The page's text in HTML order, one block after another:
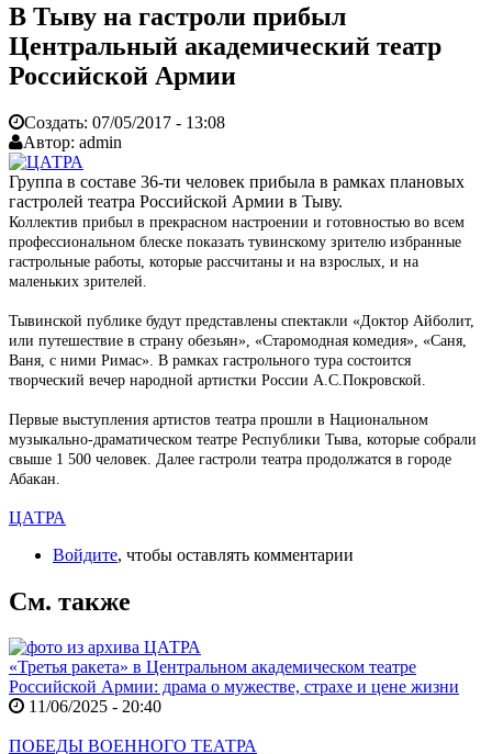
В Тыву на гастроли прибыл
Центральный академический театр
Российской Армии
Создать: 07/05/2017 - 13:08
Автор: admin
Группа в составе 36-ти человек прибыла в рамках плановых
гастролей театра Российской Армии в Тыву.
Коллектив прибыл в прекрасном настроении и готовностью во всем
профессиональном блеске показать тувинскому зрителю избранные
гастрольные работы, которые рассчитаны и на взрослых, и на
маленьких зрителей.
Тывинской публике будут представлены спектакли «Доктор Айболит,
или путешествие в страну обезьян», «Старомодная комедия», «Саня,
Ваня, с ними Римас». В рамках гастрольного тура состоится
творческий вечер народной артистки России А.С.Покровской.
Первые выступления артистов театра прошли в Национальном
музыкально-драматическом театре Республики Тыва, которые собрали
свыше 1 500 человек. Далее гастроли театра продолжатся в городе
Абакан.
ЦАТРА
Войдите, чтобы оставлять комментарии
См. также
«Третья ракета» в Центральном академическом театре
Российской Армии: драма о мужестве, страхе и цене жизни
11/06/2025 - 20:40
ПОБЕДЫ ВОЕННОГО ТЕАТРА